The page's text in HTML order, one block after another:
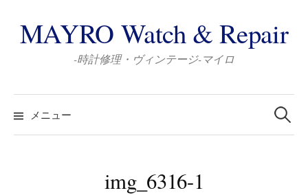
ン
テ
ス
キ
MAYRO Watch & Repair
-時計修理・ヴィンテージ-マイロ
メニュー
検
索:
img_6316-1